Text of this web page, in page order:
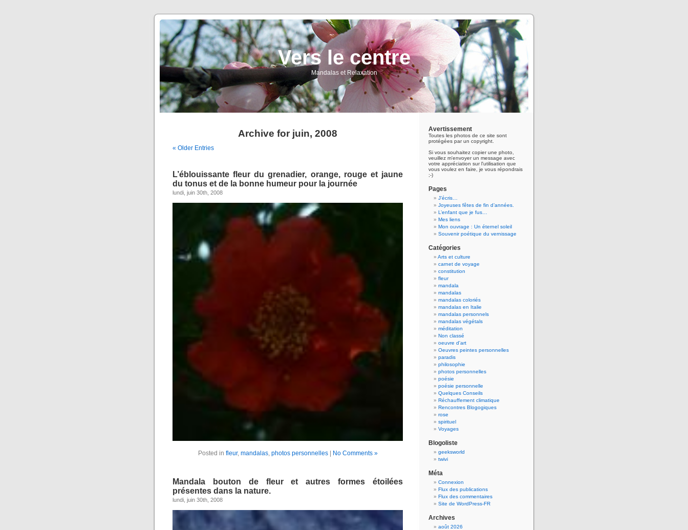
Vers le centre
Mandalas et Relaxation
Archive for juin, 2008
« Older Entries
L’éblouissante fleur du grenadier, orange, rouge et jaune
du tonus et de la bonne humeur pour la journée
lundi, juin 30th, 2008
Posted in fleur, mandalas, photos personnelles| No Comments »
Mandala bouton de fleur et autres formes étoilées
présentes dans la nature.
lundi, juin 30th, 2008
Avertissement
Toutes les photos de ce site sont
protégées par un copyright.
Si vous souhaitez copier une photo,
veuillez m'envoyer un message avec
votre appréciation sur l'utilisation que
vous voulez en faire, je vous répondrais
;-)
Pages
J’écris…
Joyeuses fêtes de fin d’années.
L’enfant que je fus…
Mes liens
Mon ouvrage : Un éternel soleil
Souvenir poétique du vernissage
Catégories
Arts et culture
carnet de voyage
constitution
fleur
mandala
mandalas
mandalas coloriés
mandalas en Italie
mandalas personnels
mandalas végétals
méditation
Non classé
oeuvre d'art
Oeuvres peintes personnelles
paradis
philosophie
photos personnelles
poésie
poésie personnelle
Quelques Conseils
Réchauffement climatique
Rencontres Blogogiques
rose
spirituel
Voyages
Blogoliste
geeksworld
twivi
Méta
Connexion
Flux des publications
Flux des commentaires
Site de WordPress-FR
Archives
août 2026